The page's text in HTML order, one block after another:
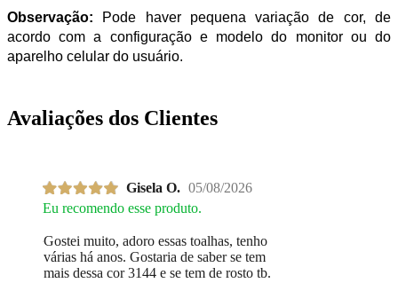
Observação:
Pode haver pequena variação de cor, de
acordo com a configuração e modelo do monitor ou do
aparelho celular do usuário.
Avaliações dos Clientes
Gisela O. 05/08/2026
Eu recomendo esse produto.
Gostei muito, adoro essas toalhas, tenho
várias há anos. Gostaria de saber se tem
mais dessa cor 3144 e se tem de rosto tb.